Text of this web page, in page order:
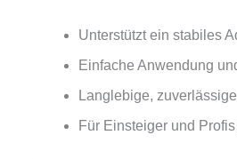
Unterstützt ein stabiles
Einfache Anwendung
Langlebige,
Für Einsteiger und